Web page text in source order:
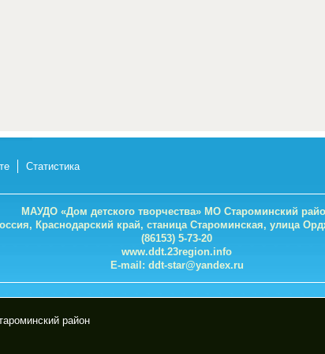
Статистика
МАУДО «Дом детского творчества» МО Староминский
Краснодарский край, станица Староминская, улица
(86153) 5-73-20
www.ddt.23region.info
E-mail: ddt-star@yandex.ru
район